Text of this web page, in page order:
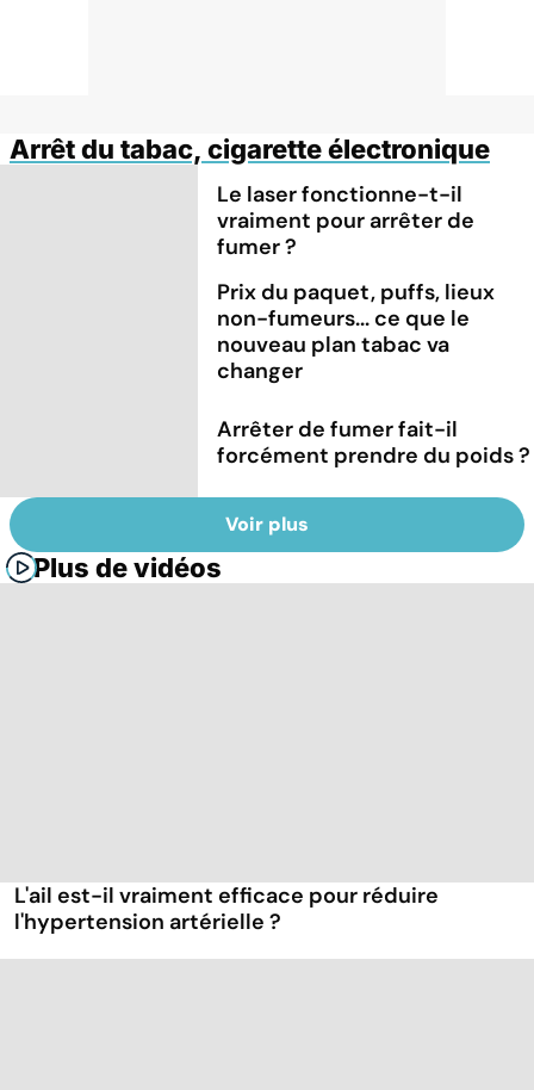
Arrêt du tabac, cigarette électronique
Le laser fonctionne-t-il
vraiment pour arrêter de
fumer ?
Prix du paquet, puffs, lieux
non-fumeurs... ce que le
nouveau plan tabac va
changer
Arrêter de fumer fait-il
forcément prendre du poids ?
Voir plus
Plus de vidéos
L'ail est-il vraiment efficace pour réduire
l'hypertension artérielle ?